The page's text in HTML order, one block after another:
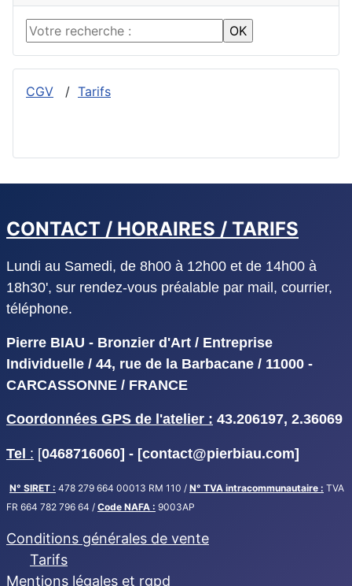
CGV / Tarifs
CONTACT / HORAIRES / TARIFS
Lundi au Samedi, de 8h00 à 12h00 et de 14h00 à
18h30', sur rendez-vous préalable par mail, courrier,
téléphone.
Pierre BIAU - Bronzier d'Art / Entreprise
Individuelle / 44, rue de la Barbacane / 11000 -
CARCASSONNE / FRANCE
Coordonnées GPS de l'atelier : 43.206197, 2.36069
Tel : [0468716060] - [contact@pierbiau.com]
N° SIRET : 478 279 664 00013 RM 110 / N° TVA intracommunautaire : TVA
FR 664 782 796 64 / Code NAFA : 9003AP
Conditions générales de vente
Tarifs
Mentions légales et rgpd